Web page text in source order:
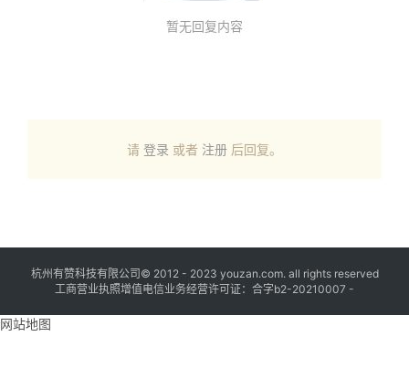
暂无回复内容
请 登录 或者 注册 后回复。
杭州有赞科技有限公司© 2012 - 2023 youzan.com. all rights reserved
工商营业执照增值电信业务经营许可证：合字b2-20210007 -
网站地图